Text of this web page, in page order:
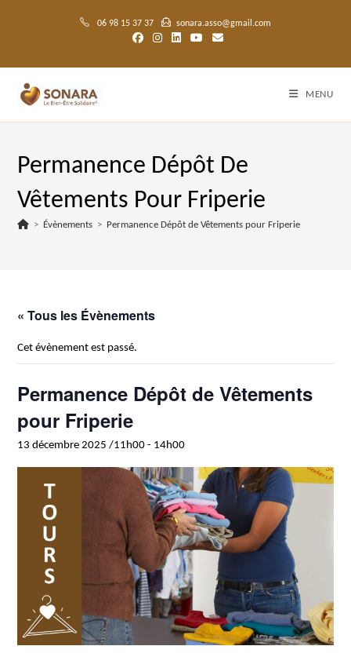
06 98 15 37 37 sonara.asso@gmail.com
MENU
Permanence Dépôt De
Vêtements Pour Friperie
> Évènements > Permanence Dépôt de Vêtements pour Friperie
« Tous les Évènements
Cet évènement est passé.
Permanence Dépôt de Vêtements
pour Friperie
13 décembre 2025 /11h00 - 14h00